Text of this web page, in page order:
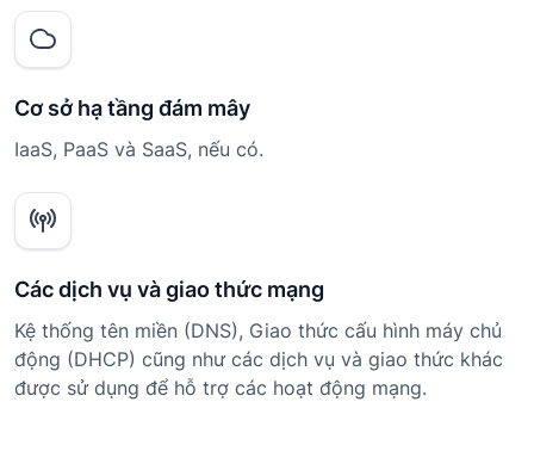
Cơ sở hạ tầng đám mây
IaaS, PaaS và SaaS, nếu có.
Các dịch vụ và giao thức mạng
Kệ thống tên miền (DNS), Giao thức cấu hình máy chủ
động (DHCP) cũng như các dịch vụ và giao thức khác
được sử dụng để hỗ trợ các hoạt động mạng.